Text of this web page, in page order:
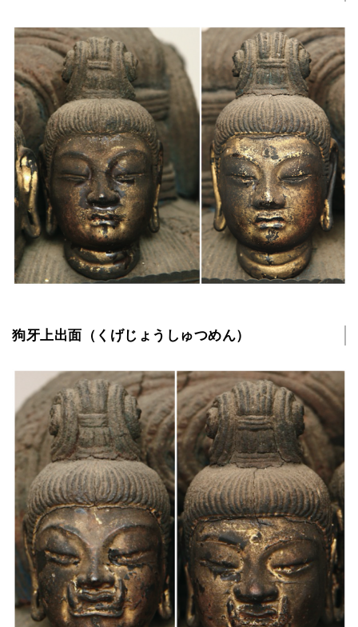
狗牙上出面（くげじょうしゅつめん）